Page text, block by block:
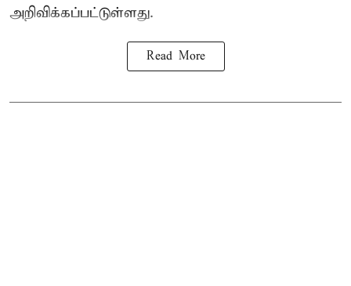
அறிவிக்கப்பட்டுள்ளது.
Read More